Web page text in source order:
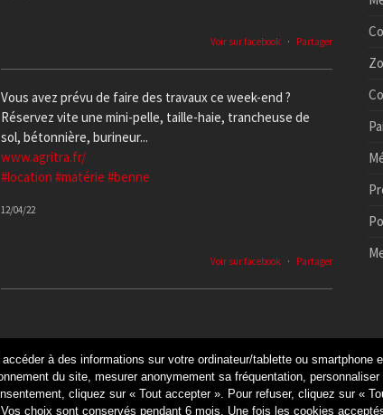
Voir sur facebook · Partager
Vous avez prévu de faire des travaux ce week-end ?
Réservez vite une mini-pelle, taille-haie, trancheuse de
sol, bétonnière, burineur...
www.agritra.fr/
#location #matérie #benne
12/04/22
Voir sur facebook · Partager
© 2021 SAS AGRITRA (Groupe CLER VERTS) - SIRET 33053312600042 -
à des informations sur votre ordinateur/tablette ou smartphone
du site, mesurer anonymement sa fréquentation, personnaliser
cliquez sur « Tout accepter ». Pour refuser, cliquez sur «
choix sont conservés pendant 6 mois. Une fois les cookies